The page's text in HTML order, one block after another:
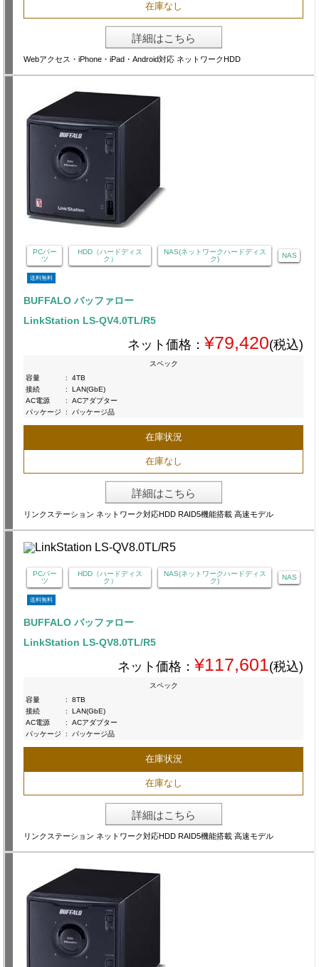
在庫なし
詳細はこちら
Webアクセス・iPhone・iPad・Android対応 ネットワークHDD
PCパー
ツ
HDD（ハードディス
ク）
NAS(ネットワークハードディス
ク)
NAS
送料無料
BUFFALO バッファロー
LinkStation LS-QV4.0TL/R5
ネット価格： ¥79,420(税込)
スペック
容量
:
4TB
接続
:
LAN(GbE)
AC電源
:
ACアダプター
パッケージ
: パッケージ品
在庫状況
在庫なし
詳細はこちら
リンクステーション ネットワーク対応HDD RAID5機能搭載 高速モデル
PCパー
ツ
HDD（ハードディス
ク）
NAS(ネットワークハードディス
ク)
NAS
送料無料
BUFFALO バッファロー
LinkStation LS-QV8.0TL/R5
ネット価格： ¥117,601(税込)
スペック
容量
:
8TB
接続
:
LAN(GbE)
AC電源
:
ACアダプター
パッケージ
: パッケージ品
在庫状況
在庫なし
詳細はこちら
リンクステーション ネットワーク対応HDD RAID5機能搭載 高速モデル